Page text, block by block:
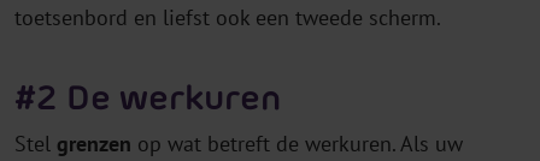
toetsenbord en liefst ook een tweede scherm.
#2 De werkuren
Stel grenzen op wat betreft de werkuren. Als uw